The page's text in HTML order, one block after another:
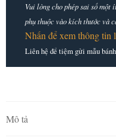
Vui lòng cho phép sai số
phụ thuộc vào kích thước và
Nhấn để xem thông tin
Liên hệ để tiệm gửi mẫu
Mô tả